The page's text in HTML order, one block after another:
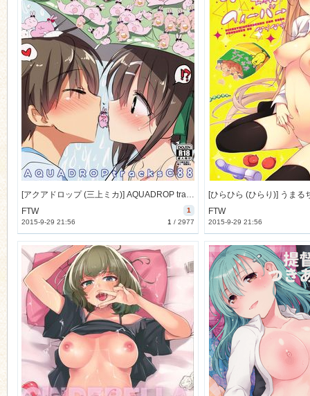
[アクアドロップ (三上ミカ)] AQUADROP tracks C88 (オリジナル) [52M]
1
FTW
1 / 2977
2015-9-29 21:56
FTW
2015-9-29 21:56